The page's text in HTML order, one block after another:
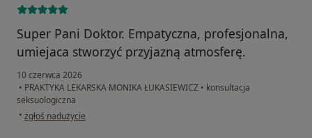
Super Pani Doktor. Empatyczna, profesjonalna,
umiejaca stworzyć przyjazną atmosferę.
10 czerwca 2026
• PRAKTYKA LEKARSKA MONIKA ŁUKASIEWICZ • konsultacja
seksuologiczna
• w opinii użytkownika Ola
zgłoś nadużycie